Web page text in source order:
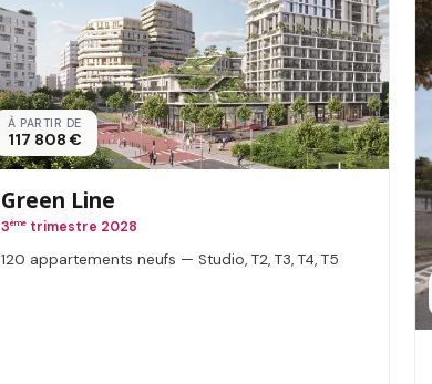
À PARTIR DE
117 808 €
Green Line
3ème trimestre 2028
120 appartements neufs — Studio, T2, T3, T4, T5